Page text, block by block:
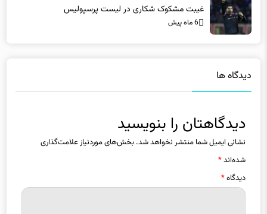
غیبت مشکوک شکاری در لیست پرسپولیس
6 ماه پیش
دیدگاه ها
دیدگاهتان را بنویسید
نشانی ایمیل شما منتشر نخواهد شد. بخش‌های موردنیاز علامت‌گذاری
شده‌اند*
دیدگاه*